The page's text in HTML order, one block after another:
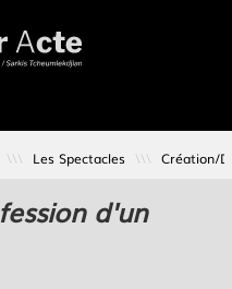
\\\ Les Spectacles \\\ Création/
d'un